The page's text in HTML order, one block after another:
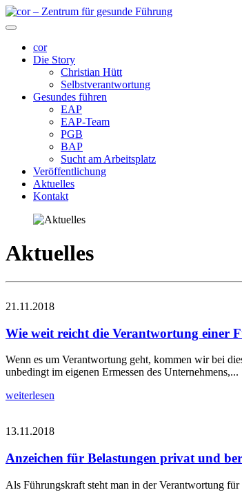
cor
Die Story
Christian Hütt
Selbstverantwortung
Gesundes führen
EAP
EAP-Team
PGB
BAP
Sucht am Arbeitsplatz
Veröffentlichung
Aktuelles
Kontakt
Aktuelles
21.11.2018
Wie weit reicht die Verantwortung einer
Wenn es um Verantwortung geht, kommen wir bei
unbedingt im eigenen Ermessen des Unternehmens,...
weiterlesen
13.11.2018
Anzeichen für Belastungen privat und
Als Führungskraft steht man in der Verantwortung